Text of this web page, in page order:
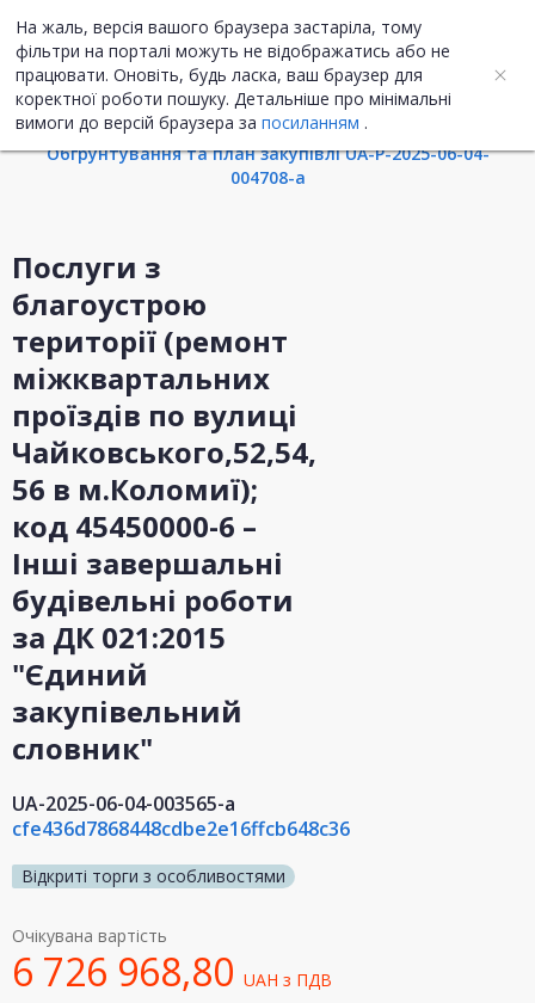
На жаль, версія вашого браузера застаріла, тому
фільтри на порталі можуть не відображатись або не
працювати. Оновіть, будь ласка, ваш браузер для
коректної роботи пошуку. Детальніше про мінімальні
вимоги до версій браузера за посиланням .
UA ENG
Інформація про закупівлю
Обгрунтування та план закупівлі UA-P-2025-06-04-
004708-a
Послуги з
благоустрою
території (ремонт
міжквартальних
проїздів по вулиці
Чайковського,52,54,
56 в м.Коломиї);
код 45450000-6 –
Інші завершальні
будівельні роботи
за ДК 021:2015
"Єдиний
закупівельний
словник"
UA-2025-06-04-003565-a
cfe436d7868448cdbe2e16ffcb648c36
Відкриті торги з особливостями
Очікувана вартість
6 726 968,80 UAH з ПДВ